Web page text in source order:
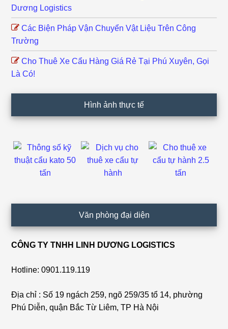
Dương Logistics
Các Biện Pháp Vận Chuyển Vật Liệu Trên Công
Trường
Cho Thuê Xe Cẩu Hàng Giá Rẻ Tại Phú Xuyên, Gọi
Là Có!
Hình ảnh thực tế
Văn phòng đại diện
CÔNG TY TNHH LINH DƯƠNG LOGISTICS
Hotline: 0901.119.119
Địa chỉ : Số 19 ngách 259, ngõ 259/35 tổ 14, phường
Phú Diễn, quận Bắc Từ Liêm, TP Hà Nội